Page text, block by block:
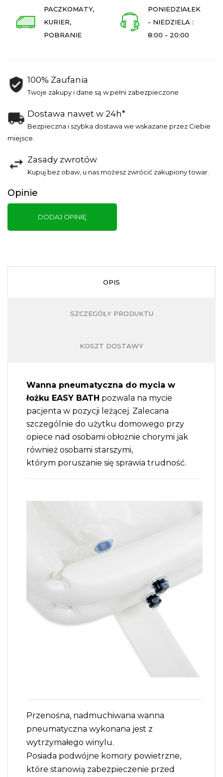
PACZKOMATY,
KURIER,
POBRANIE
PONIEDZIAŁEK
- NIEDZIELA :
8:00 - 20:00
100% Zaufania
Twoje zakupy i dane są w pełni zabezpieczone
Dostawa nawet w 24h*
Bezpieczna i szybka dostawa we wskazane przez Ciebie
miejsce.
Zasady zwrotów
Kupuj bez obaw, u nas możesz zwrócić zakupiony towar.
Opinie
DODAJ OPINIĘ
OPIS
SZCZEGÓŁY PRODUKTU
KOSZT DOSTAWY
Wanna pneumatyczna do mycia w
łożku EASY BATH pozwala na mycie
pacjenta w pozycji leżącej. Zalecana
szczególnie do użytku domowego przy
opiece nad osobami obłożnie chorymi jak
również osobami starszymi,
którym poruszanie się sprawia trudność.
Przenośna, nadmuchiwana wanna
pneumatyczna wykonana jest z
wytrzymałego winylu.
Posiada podwójne komory powietrzne,
które stanowią zabezpieczenie przed